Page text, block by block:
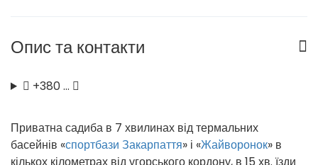
Опис та контакти
+380 …
Приватна садиба в 7 хвилинах від термальних
басейнів «спортбази Закарпаття» і «Жайворонок» в